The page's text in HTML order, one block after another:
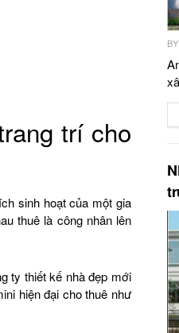
trí cho
sinh hoạt của một gia
thuê là công nhân lên
ty thiết kế nhà đẹp mới
hiện đại cho thuê như
BY